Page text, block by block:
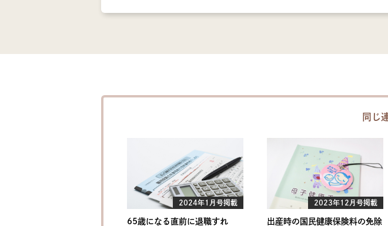
同じ
2024年1月号掲載
65歳になる直前に退職すれ
2023年12月号掲載
出産時の国民健康保険料の免除